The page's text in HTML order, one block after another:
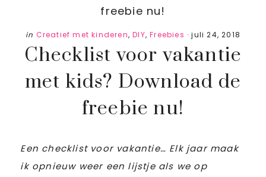
freebie nu!
in Creatief met kinderen,DIY,Freebies ·juli 24, 2018
Checklist voor vakantie
met kids? Download de
freebie nu!
Een checklist voor vakantie… Elk jaar maak
ik opnieuw weer een lijstje als we op